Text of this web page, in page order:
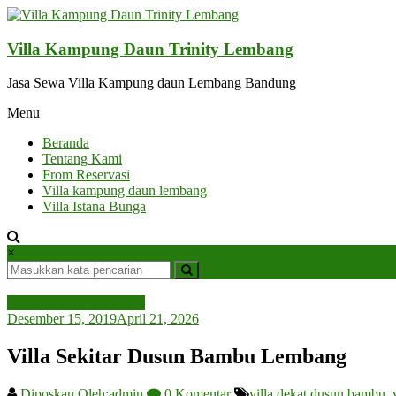
Lompat
konten
Villa Kampung Daun Trinity Lembang
Jasa Sewa Villa Kampung daun Lembang Bandung
Menu
Beranda
Tentang Kami
From Reservasi
Villa kampung daun lembang
Villa Istana Bunga
×
Desember 15, 2019April 21, 2026
Villa Sekitar Dusun Bambu Lembang